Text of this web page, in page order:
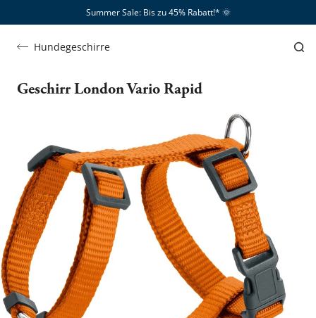
Summer Sale: Bis zu 45% Rabatt!*​ 🌞
Hundegeschirre
Geschirr London Vario Rapid